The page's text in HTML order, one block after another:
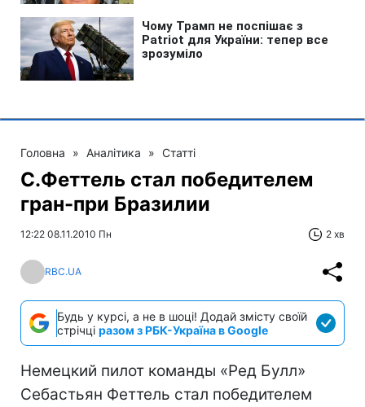
Головна » Аналітика » Статті
С.Феттель стал победителем
гран-при Бразилии
12:22 08.11.2010 Пн 2 хв
RBC.UA
Будь у курсі, а не в шоці! Додай змісту своїй
стрічці разом з РБК-Україна в Google
Немецкий пилот команды «Ред Булл»
Себастьян Феттель стал победителем